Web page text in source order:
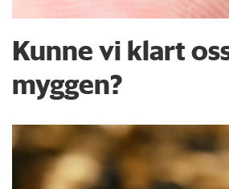
Kunne vi klart
myggen?